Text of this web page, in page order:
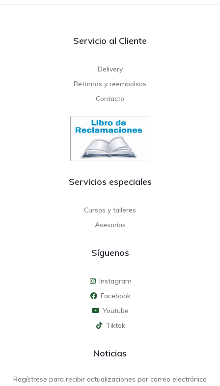
Servicio al Cliente
Delivery
Retornos y reembolsos
Contacto
Servicios especiales
Cursos y talleres
Asesorías
Síguenos
Instagram
Facebook
Youtube
Tiktok
Noticias
Regístrese para recibir actualizaciones por correo electrónico